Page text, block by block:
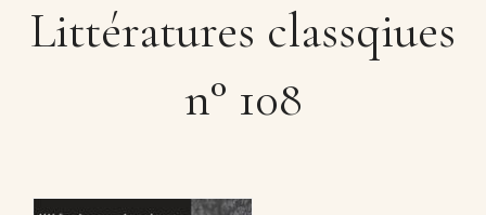
Littératures classqiues
n° 108